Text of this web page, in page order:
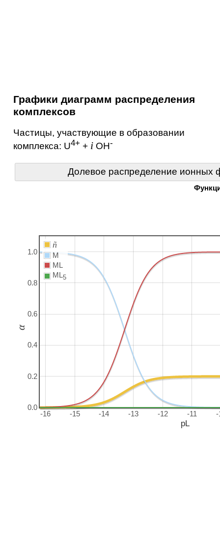
Графики диаграмм распределения
комплексов
Частицы, участвующие в образовании
комплекса: U4++ iOH-
Долевое распределение ионных
-16 -15 -14 -13 -12 -11 -
0.0
0.2
0.4
0.6
0.8
1.0
ñ
M
ML
ML5
pL
α